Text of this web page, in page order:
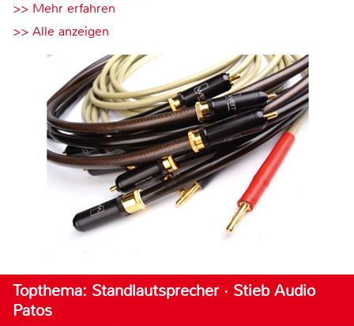
>> Mehr erfahren
>> Alle anzeigen
Topthema: Standlautsprecher · Stieb Audio
Patos